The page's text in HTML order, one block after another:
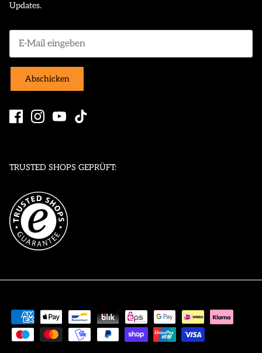
Updates.
Abschicken
TRUSTED SHOPS GEPRÜFT: